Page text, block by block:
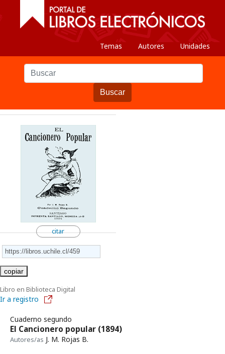
Temas Autores Unidades
Buscar
citar
copiar
Libro en Biblioteca Digital
Ir a registro
Cuaderno segundo
El Cancionero popular (1894)
Autores/as J. M. Rojas B.